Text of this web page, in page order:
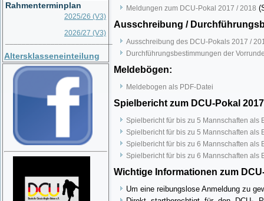
Rahmenterminplan
2025/26 (V3)
2026/27 (V3)
Altersklasseneinteilung
Meldungen zum DCU-Pokal 2017 / 2018
Ausschreibung /
Ausschreibung des DCU-Pokals 2017 /
Durchführungsbestimmungen der
Meldebögen:
Meldebogen als PDF-Datei
Spielbericht zum DCU-Pokal
Spielbericht für bis zu 5 Mannschaften als
Spielbericht für bis zu 5 Mannschaften als
Spielbericht für bis zu 6 Mannschaften als
Spielbericht für bis zu 6 Mannschaften als
Wichtige Informationen zum
Um eine reibungslose Anmeldung zu